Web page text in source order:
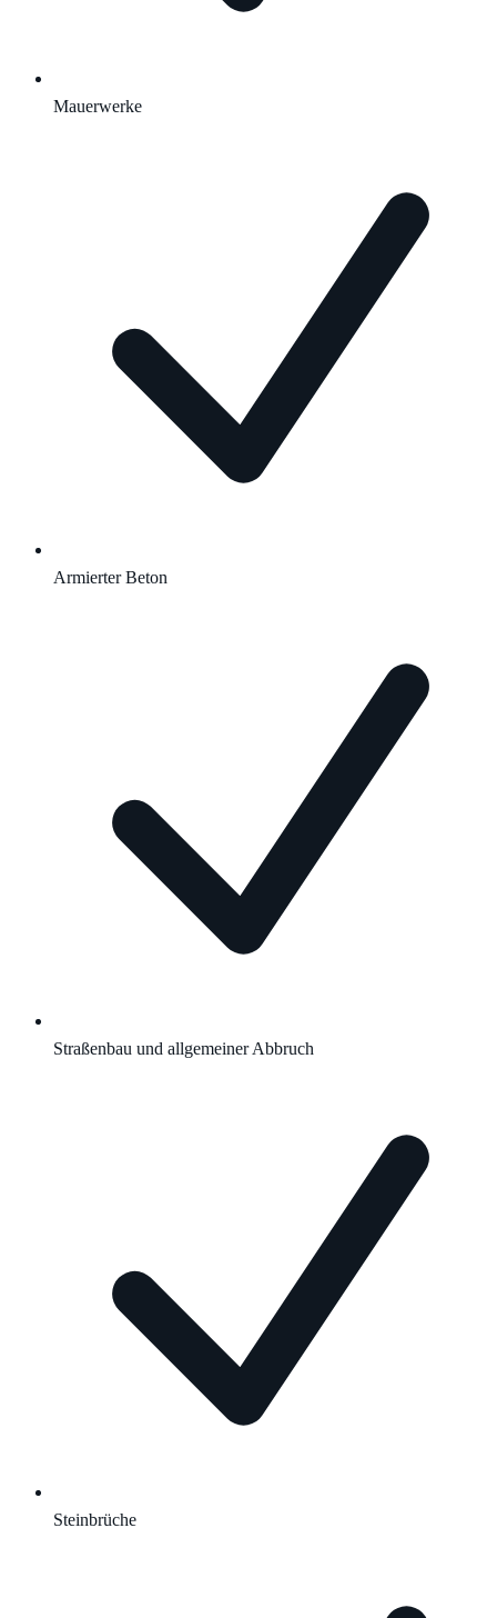
Mauerwerke
Armierter Beton
Straßenbau und allgemeiner Abbruch
Steinbrüche